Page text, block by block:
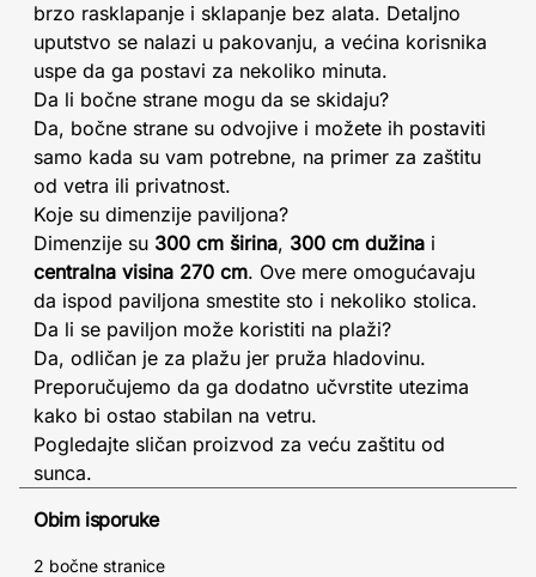
brzo rasklapanje i sklapanje bez alata. Detaljno
uputstvo se nalazi u pakovanju, a većina korisnika
uspe da ga postavi za nekoliko minuta.
Da li bočne strane mogu da se skidaju?
Da, bočne strane su odvojive i možete ih postaviti
samo kada su vam potrebne, na primer za zaštitu
od vetra ili privatnost.
Koje su dimenzije paviljona?
Dimenzije su 300 cm širina, 300 cm dužina i
centralna visina 270 cm. Ove mere omogućavaju
da ispod paviljona smestite sto i nekoliko stolica.
Da li se paviljon može koristiti na plaži?
Da, odličan je za plažu jer pruža hladovinu.
Preporučujemo da ga dodatno učvrstite utezima
kako bi ostao stabilan na vetru.
Pogledajte sličan proizvod za veću zaštitu od
sunca.
Obim isporuke
2 bočne stranice